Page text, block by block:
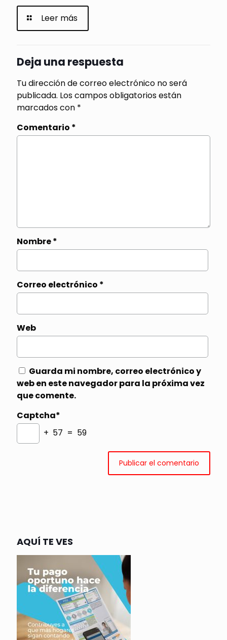
Leer más
Deja una respuesta
Tu dirección de correo electrónico no será
publicada. Los campos obligatorios están
marcados con *
Comentario *
Nombre*
Correo electrónico *
Web
Guarda mi nombre, correo electrónico y
web en este navegador para la próxima vez
que comente.
Captcha*
+ 57 = 59
AQUÍ TE VES